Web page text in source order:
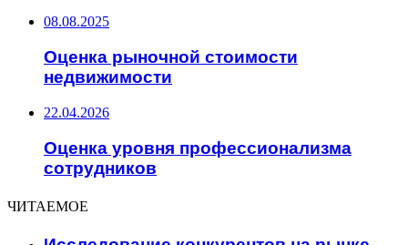
08.08.2025
Оценка рыночной стоимости
недвижимости
22.04.2026
Оценка уровня профессионализма
сотрудников
ЧИТАЕМОЕ